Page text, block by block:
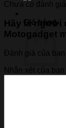
Giỏ hàng
Chưa có đánh
Hãy là người
Motogadget
Đánh giá của bạn
Nhận xét của bạn